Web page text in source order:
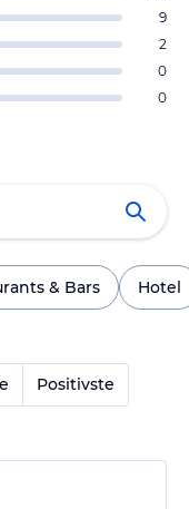
9
2
0
0
& Bars Hotel
Positivste